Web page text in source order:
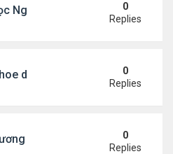
Ngoan: "Tôi sắp 50, liệu có
0
Replies
dáng mừng sinh nhật
0
Replies
- Video YouTube ngâm bài
0
Replies